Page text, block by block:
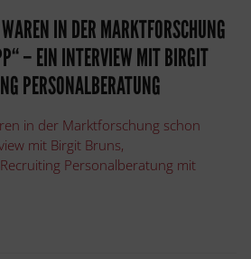
IN DER MARKTFORSCHUNG
– EIN INTERVIEW MIT BIRGIT
PERSONALBERATUNG
in der Marktforschung schon
mit Birgit Bruns,
Personalberatung mit